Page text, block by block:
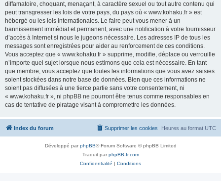
diffamatoire, choquant, menaçant, à caractère sexuel ou tout autre contenu qui
peut transgresser les lois de votre pays, du pays où « www.kohaku.fr » est
hébergé ou les lois internationales. Le faire peut vous mener à un
bannissement immédiat et permanent, avec une notification à votre fournisseur
d’accès à Internet si nous le jugeons nécessaire. Les adresses IP de tous les
messages sont enregistrées pour aider au renforcement de ces conditions.
Vous acceptez que « www.kohaku.fr » supprime, modifie, déplace ou verrouille
n’importe quel sujet lorsque nous estimons que cela est nécessaire. En tant
que membre, vous acceptez que toutes les informations que vous avez saisies
soient stockées dans notre base de données. Bien que ces informations ne
soient pas diffusées à une tierce partie sans votre consentement, ni
« www.kohaku.fr », ni phpBB ne pourront être tenus comme responsables en
cas de tentative de piratage visant à compromettre les données.
Index du forum Heures au format UTC
Supprimer les cookies
Développé parphpBB® Forum Software © phpBB Limited
Traduit parphpBB-fr.com
Confidentialité | Conditions